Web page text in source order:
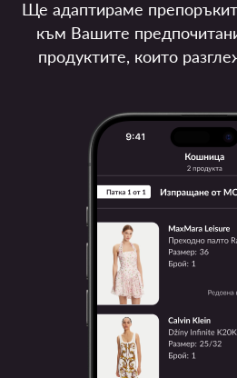
Ще адаптираме
към Вашите
продуктите, които